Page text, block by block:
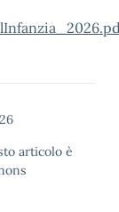
articolo è